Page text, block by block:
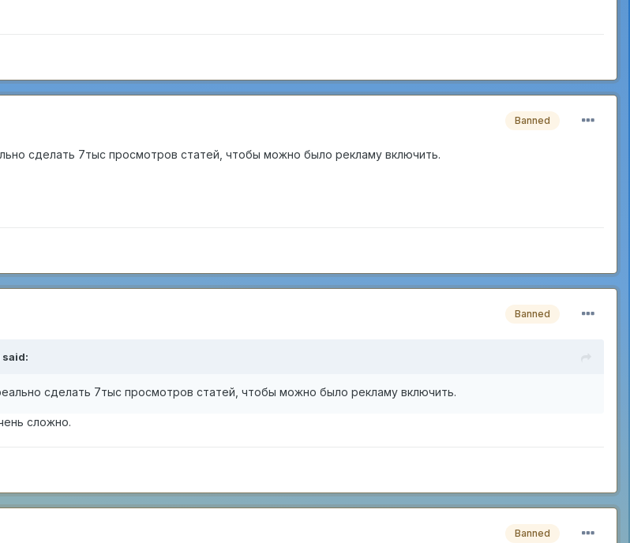
Banned
сделать 7тыс просмотров статей, чтобы можно было рекламу включить.
Banned
said:
сделать 7тыс просмотров статей, чтобы можно было рекламу включить.
сложно.
Banned